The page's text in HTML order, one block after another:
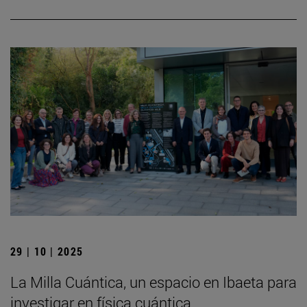
29 | 10 | 2025
La Milla Cuántica, un espacio en Ibaeta para
investigar en física cuántica